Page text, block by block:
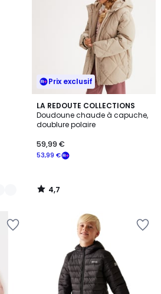
Prix exclusif
LA REDOUTE COLLECTIONS
Doudoune chaude à capuche,
doublure polaire
53,99 €
59,99 €
4,7
/ 5
4,7
/